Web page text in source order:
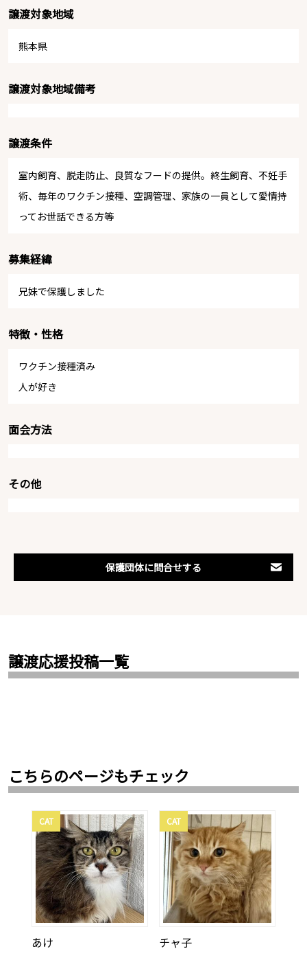
譲渡対象地域
熊本県
譲渡対象地域備考
譲渡条件
室内飼育、脱走防止、良質なフードの提供。終生飼育、不妊手
術、毎年のワクチン接種、空調管理、家族の一員として愛情持
ってお世話できる方等
募集経緯
兄妹で保護しました
特徴・性格
ワクチン接種済み
人が好き
面会方法
その他
保護団体に問合せする
譲渡応援投稿一覧
こちらのページもチェック
CAT
あけ
CAT
チャ子